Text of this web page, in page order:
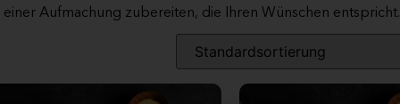
Aufmachung zubereiten, die Ihren Wünschen entspricht.